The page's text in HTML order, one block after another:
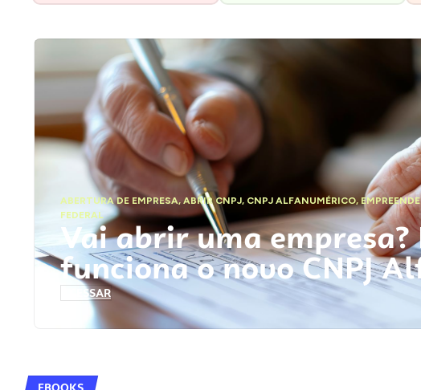
ABERTURA DE EMPRESA,ABRIR CNPJ, CNPJ ALFANUMÉRICO,
FEDERAL
Vai abrir uma empresa?
funciona o novo CNPJ
ACESSAR